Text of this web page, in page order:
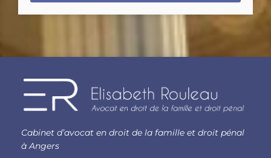
Cabinet d’avocat en droit de la famille et droit pénal
à Angers